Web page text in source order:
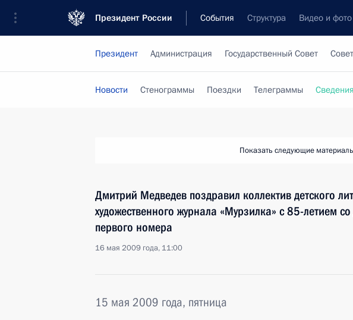
Президент России События Структура Видео и фото
Президент Администрация Государственный Совет
Новости Стенограммы Поездки Телеграммы
Показать следующие
Дмитрий Медведев поздравил коллектив детского
художественного журнала «Мурзилка» с 85-летием
первого номера
16 мая 2009 года, 11:00
15 мая 2009 года, пятница